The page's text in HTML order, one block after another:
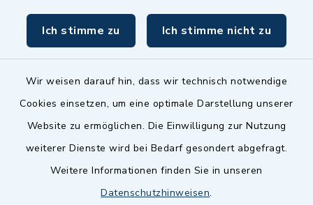
Ich stimme zu Ich stimme nicht zu
Wir weisen darauf hin, dass wir technisch notwendige
Cookies einsetzen, um eine optimale Darstellung unserer
Website zu ermöglichen. Die Einwilligung zur Nutzung
weiterer Dienste wird bei Bedarf gesondert abgefragt.
Weitere Informationen finden Sie in unseren
Datenschutzhinweisen.
inixmedia GmbH
Barrierefreiheit